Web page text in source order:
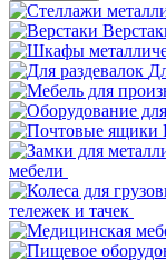
мебели
тележек и тачек